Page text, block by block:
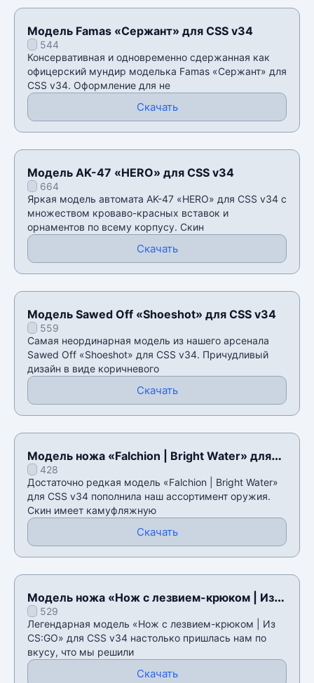
Модель Famas «Сержант» для CSS v34
544
Консервативная и одновременно сдержанная как
офицерский мундир моделька Famas «Сержант» для
CSS v34. Оформление для не
Скачать
Модель AK-47 «HERO» для CSS v34
664
Яркая модель автомата AK-47 «HERO» для CSS v34 с
множеством кроваво-красных вставок и
орнаментов по всему корпусу. Скин
Скачать
Модель Sawed Off «Shoeshot» для CSS v34
559
Самая неординарная модель из нашего арсенала
Sawed Off «Shoeshot» для CSS v34. Причудливый
дизайн в виде коричневого
Скачать
Модель ножа «Falchion | Bright Water» для
CSS v34
428
Достаточно редкая модель «Falchion | Bright Water»
для CSS v34 пополнила наш ассортимент оружия.
Скин имеет камуфляжную
Скачать
Модель ножа «Нож с лезвием-крюком | Из
CS:GO» для CSS v34
529
Легендарная модель «Нож с лезвием-крюком | Из
CS:GO» для CSS v34 настолько пришлась нам по
вкусу, что мы решили
Скачать